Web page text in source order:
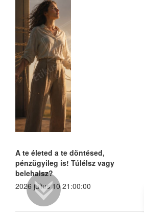
A te életed a te döntésed,
pénzügyileg is! Túlélsz vagy
belehalsz?
2026 július 10 21:00:00